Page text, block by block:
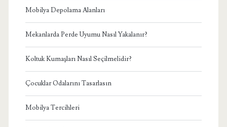
Mobilya Depolama Alanları
Mekanlarda Perde Uyumu Nasıl Yakalanır?
Koltuk Kumaşları Nasıl Seçilmelidir?
Çocuklar Odalarını Tasarlasın
Mobilya Tercihleri